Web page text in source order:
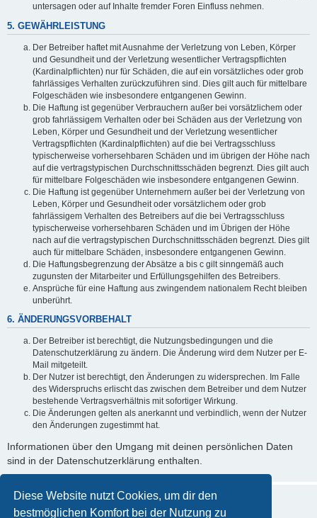
Diese Website nutzt Cookies, um dir den
bestmöglichen Komfort bei der Nutzung zu
untersagen oder auf Inhalte fremder Foren Einfluss nehmen.
5. GEWÄHRLEISTUNG
Der Betreiber haftet mit Ausnahme der Verletzung von Leben, Körper
und Gesundheit und der Verletzung wesentlicher Vertragspflichten
(Kardinalpflichten) nur für Schäden, die auf ein vorsätzliches oder grob
fahrlässiges Verhalten zurückzuführen sind. Dies gilt auch für mittelbare
Folgeschäden wie insbesondere entgangenen Gewinn.
Die Haftung ist gegenüber Verbrauchern außer bei vorsätzlichem oder
grob fahrlässigem Verhalten oder bei Schäden aus der Verletzung von
Leben, Körper und Gesundheit und der Verletzung wesentlicher
Vertragspflichten (Kardinalpflichten) auf die bei Vertragsschluss
typischerweise vorhersehbaren Schäden und im übrigen der Höhe nach
auf die vertragstypischen Durchschnittsschäden begrenzt. Dies gilt auch
für mittelbare Folgeschäden wie insbesondere entgangenen Gewinn.
Die Haftung ist gegenüber Unternehmern außer bei der Verletzung von
Leben, Körper und Gesundheit oder vorsätzlichem oder grob
fahrlässigem Verhalten des Betreibers auf die bei Vertragsschluss
typischerweise vorhersehbaren Schäden und im Übrigen der Höhe
nach auf die vertragstypischen Durchschnittsschäden begrenzt. Dies gilt
auch für mittelbare Schäden, insbesondere entgangenen Gewinn.
Die Haftungsbegrenzung der Absätze a bis c gilt sinngemäß auch
zugunsten der Mitarbeiter und Erfüllungsgehilfen des Betreibers.
Ansprüche für eine Haftung aus zwingendem nationalem Recht bleiben
unberührt.
6. ÄNDERUNGSVORBEHALT
Der Betreiber ist berechtigt, die Nutzungsbedingungen und die
Datenschutzerklärung zu ändern. Die Änderung wird dem Nutzer per E-
Mail mitgeteilt.
Der Nutzer ist berechtigt, den Änderungen zu widersprechen. Im Falle
des Widerspruchs erlischt das zwischen dem Betreiber und dem Nutzer
bestehende Vertragsverhältnis mit sofortiger Wirkung.
Die Änderungen gelten als anerkannt und verbindlich, wenn der Nutzer
den Änderungen zugestimmt hat.
Informationen über den Umgang mit deinen persönlichen Daten
sind in der Datenschutzerklärung enthalten.